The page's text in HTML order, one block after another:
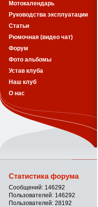
Мотокалендарь
Руководства эксплуатации
Статьи
Рюмочная (видео чат)
Форум
Фото альбомы
Устав клуба
Наш клуб
О нас
Статистика форума
Сообщений: 146292
Пользователей: 146292
Пользователей: 28192